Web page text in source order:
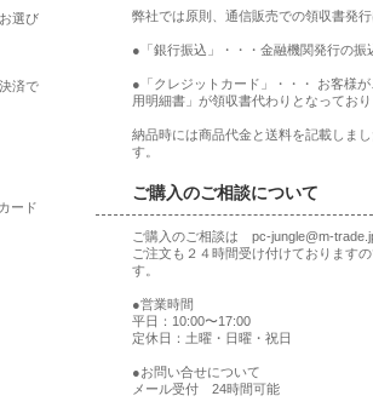
選び
済で
ード
弊社では原則、通信販売での領収書発行
●「銀行振込」・・・金融機関発行の振
●「クレジットカード」・・・ お客様
用明細書」が領収書代わりとなっており
納品時には商品代金と送料を記載しま
す。
ご購入のご相談について
ご購入のご相談は pc-jungle@m-
ご注文も２４時間受け付けております
す。
●営業時間
平日：10:00〜17:00
定休日：土曜・日曜・祝日
●お問い合せについて
メール受付 24時間可能